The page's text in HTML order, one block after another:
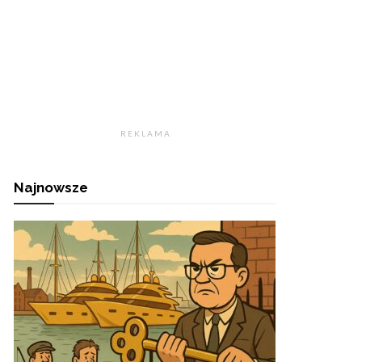
R E K L A M A
Najnowsze